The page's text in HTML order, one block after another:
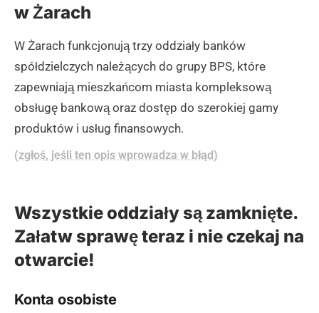
w Żarach
W Żarach funkcjonują trzy oddziały banków
spółdzielczych należących do grupy BPS, które
zapewniają mieszkańcom miasta kompleksową
obsługę bankową oraz dostęp do szerokiej gamy
produktów i usług finansowych.
(zgłoś, jeśli ten opis wprowadza w błąd)
Wszystkie oddziały są zamknięte.
Załatw sprawę teraz i nie czekaj na
otwarcie!
Konta osobiste